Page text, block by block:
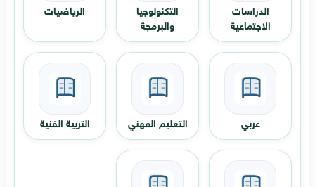
الدراسات
الاجتماعية
التكنولوجيا
والبرمجة
الرياضيات
عربي التعليم المهني التربية الفنية